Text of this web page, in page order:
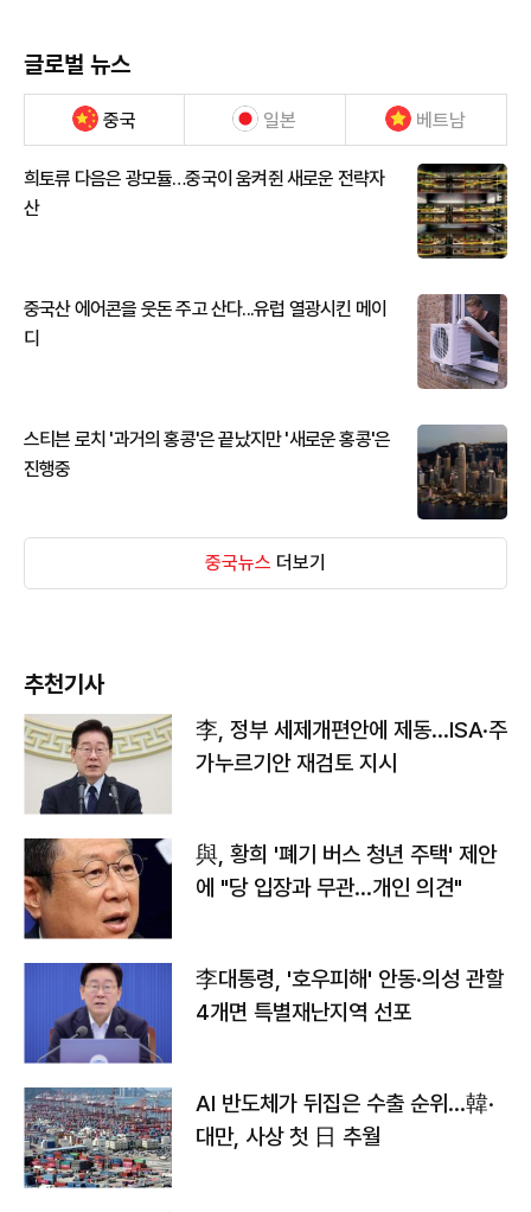
글로벌 뉴스
중국 일본 베트남
희토류 다음은 광모듈…중국이 움켜쥔 새로운 전략자
산
중국산 에어콘을 웃돈 주고 산다...유럽 열광시킨 메이
디
스티븐 로치 '과거의 홍콩'은 끝났지만 '새로운 홍콩'은
진행중
중국뉴스 더보기
추천기사
李, 정부 세제개편안에 제동…ISA·주
가누르기안 재검토 지시
與, 황희 '폐기 버스 청년 주택' 제안
에 "당 입장과 무관…개인 의견"
李대통령, '호우피해' 안동·의성 관할
4개면 특별재난지역 선포
AI 반도체가 뒤집은 수출 순위…韓·
대만, 사상 첫 日 추월